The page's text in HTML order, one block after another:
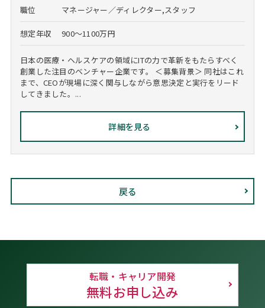
職位 マネージャー／ディレクター,スタッフ
想定年収 900～1100万円
日本の医療・ヘルスケアの領域にITの力で革新をもたらすべく
創業した注目のベンチャー企業です。 ＜募集背景＞ 同社はこれ
まで、CEOが現場に深く関与しながら意思決定と実行をリード
してきました。...
詳細を見る
戻る
転職・キャリア開発
無料お申し込み